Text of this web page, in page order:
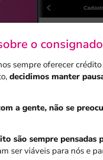
o
sempre oferecer
decidimos manter
a gente, não se
são sempre pensadas
ser viáveis para nós e